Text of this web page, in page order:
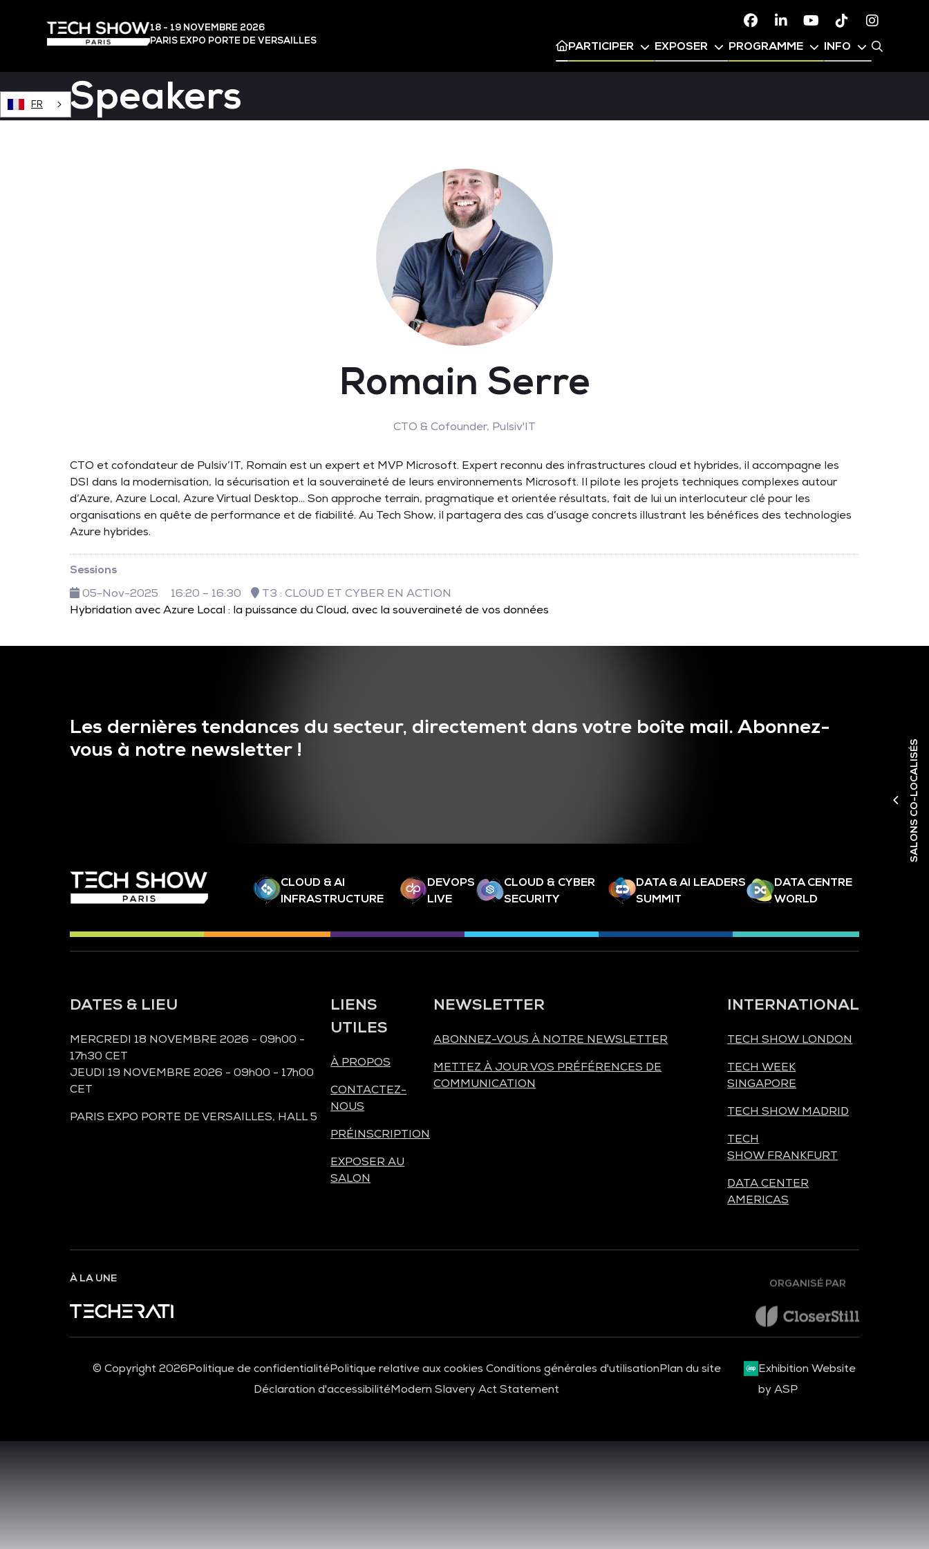
18 - 19 NOVEMBRE 2026
PARIS EXPO PORTE DE VERSAILLES
FacebookLinkedinYoutubeTikTok
PARTICIPER EXPOSER PROGRAMME INFO
FR
SALONS CO-LOCALISÉS
Speakers
Romain Serre
CTO & Cofounder, Pulsiv'IT
CTO et cofondateur de Pulsiv’IT, Romain est un expert et MVP Microsoft. Expert reconnu des infrastructures cloud et hybrides, il accompagne les
DSI dans la modernisation, la sécurisation et la souveraineté de leurs environnements Microsoft. Il pilote les projets techniques complexes autour
d’Azure, Azure Local, Azure Virtual Desktop... Son approche terrain, pragmatique et orientée résultats, fait de lui un interlocuteur clé pour les
organisations en quête de performance et de fiabilité. Au Tech Show, il partagera des cas d’usage concrets illustrant les bénéfices des technologies
Azure hybrides.
Sessions
05-Nov-2025
16:20 – 16:30
T3 : CLOUD ET CYBER EN ACTION
Hybridation avec Azure Local : la puissance du Cloud, avec la souveraineté de vos données
Les dernières tendances du secteur, directement dans votre boîte mail. Abonnez-
vous à notre newsletter !
CLOUD & AI
INFRASTRUCTURE
DEVOPS
LIVE
CLOUD & CYBER
SECURITY
DATA & AI LEADERS
SUMMIT
DATA CENTRE
WORLD
DATES & LIEU
MERCREDI 18 NOVEMBRE 2026 - 09h00 -
17h30 CET
JEUDI 19 NOVEMBRE 2026 - 09h00 - 17h00
CET
PARIS EXPO PORTE DE VERSAILLES, HALL 5
LIENS
UTILES
À PROPOS
CONTACTEZ-
NOUS
PRÉINSCRIPTION
EXPOSER AU
SALON
NEWSLETTER
ABONNEZ-VOUS À NOTRE NEWSLETTER
METTEZ À JOUR VOS PRÉFÉRENCES DE
COMMUNICATION
INTERNATIONAL
TECH SHOW LONDON
TECH WEEK
SINGAPORE
TECH SHOW MADRID
TECH
SHOW FRANKFURT
DATA CENTER
AMERICAS
À LA UNE ORGANISÉ PAR
© Copyright 2026Politique de confidentialitéPolitique relative aux cookies Conditions générales d'utilisationPlan du site
Déclaration d'accessibilitéModern Slavery Act Statement
Exhibition Website
by ASP